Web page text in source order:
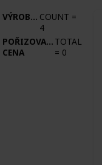
VÝROBCE COUNT =
4
POŘIZOVACÍ
CENA
TOTAL
= 0